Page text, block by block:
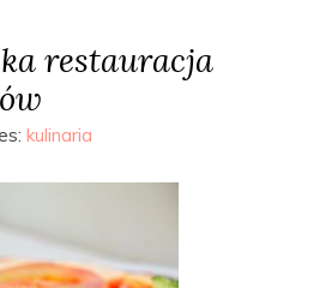
restauracja
kulinaria